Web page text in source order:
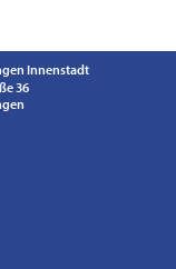
Innenstadt
36